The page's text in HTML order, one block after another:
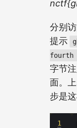
分别
提示
fourth
字节
面。
步是这
1